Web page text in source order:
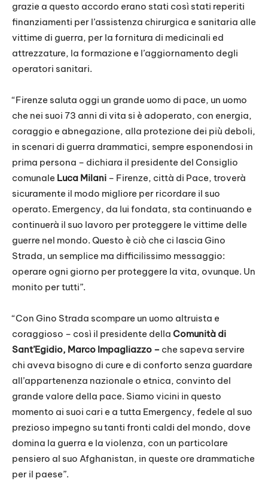
grazie a questo accordo erano stati così stati reperiti
finanziamenti per l’assistenza chirurgica e sanitaria alle
vittime di guerra, per la fornitura di medicinali ed
attrezzature, la formazione e l’aggiornamento degli
operatori sanitari.
“Firenze saluta oggi un grande uomo di pace, un uomo
che nei suoi 73 anni di vita si è adoperato, con energia,
coraggio e abnegazione, alla protezione dei più deboli,
in scenari di guerra drammatici, sempre esponendosi in
prima persona – dichiara il presidente del Consiglio
comunale Luca Milani – Firenze, città di Pace, troverà
sicuramente il modo migliore per ricordare il suo
operato. Emergency, da lui fondata, sta continuando e
continuerà il suo lavoro per proteggere le vittime delle
guerre nel mondo. Questo è ciò che ci lascia Gino
Strada, un semplice ma difficilissimo messaggio:
operare ogni giorno per proteggere la vita, ovunque. Un
monito per tutti”.
“Con Gino Strada scompare un uomo altruista e
coraggioso – così il presidente della Comunità di
Sant’Egidio, Marco Impagliazzo – che sapeva servire
chi aveva bisogno di cure e di conforto senza guardare
all’appartenenza nazionale o etnica, convinto del
grande valore della pace. Siamo vicini in questo
momento ai suoi cari e a tutta Emergency, fedele al suo
prezioso impegno su tanti fronti caldi del mondo, dove
domina la guerra e la violenza, con un particolare
pensiero al suo Afghanistan, in queste ore drammatiche
per il paese”.